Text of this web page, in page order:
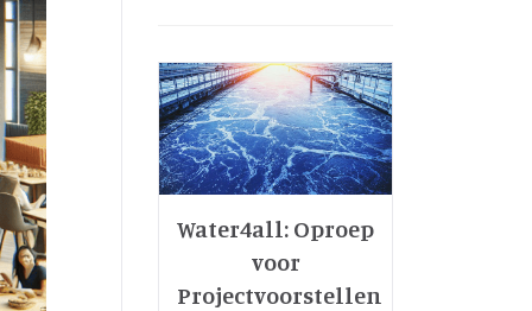
Water4all: Oproep
voor
Projectvoorstellen